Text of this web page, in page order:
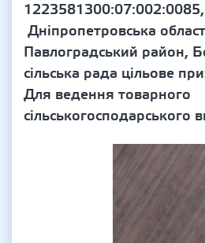
1223581300:07:002:0085,
Дніпропетровська
Павлоградський район,
сільська рада цільове
Для ведення товарного
сільськогосподарського